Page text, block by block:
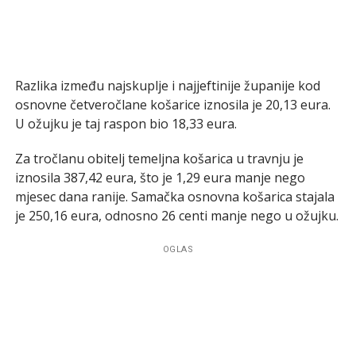
Razlika između najskuplje i najjeftinije županije kod
osnovne četveročlane košarice iznosila je 20,13 eura.
U ožujku je taj raspon bio 18,33 eura.
Za tročlanu obitelj temeljna košarica u travnju je
iznosila 387,42 eura, što je 1,29 eura manje nego
mjesec dana ranije. Samačka osnovna košarica stajala
je 250,16 eura, odnosno 26 centi manje nego u ožujku.
OGLAS